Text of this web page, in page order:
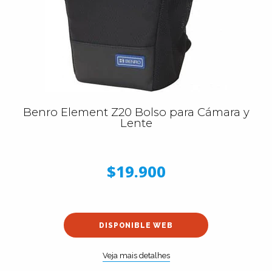
Benro Element Z20 Bolso para Cámara y
Lente
$19.900
DISPONIBLE WEB
Veja mais detalhes